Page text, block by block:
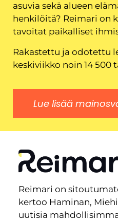
asuvia sekä alueen
henkilöitä? Reimari on
tavoitat paikalliset
Rakastettu ja odotettu
keskiviikko noin 14 500
Lue lisää
Reimari on
kertoo Haminan,
uutisia